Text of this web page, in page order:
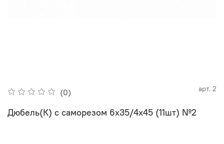
(0) арт. 2
Дюбель(К) с саморезом 6х35/4х45 (11шт) №2